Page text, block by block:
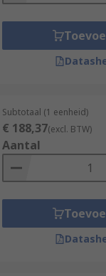
including:
and
Subtotaal (1 eenheid)
€ 188,37(excl. BTW)
Aantal